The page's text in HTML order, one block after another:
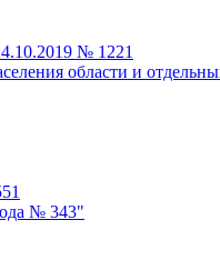
№ 1221
области и
№ 343"